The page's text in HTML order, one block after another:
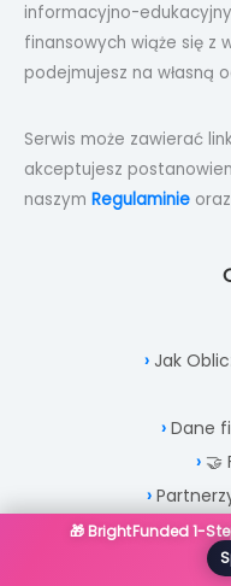
informacyjno-
finansowych wiąże się z
podejmujesz na własną
Serwis może zawierać
akceptujesz
naszym Regulaminie oraz
Jak
Dane
🤝
How Do We Calculate
🎁 BrightFunded 1-